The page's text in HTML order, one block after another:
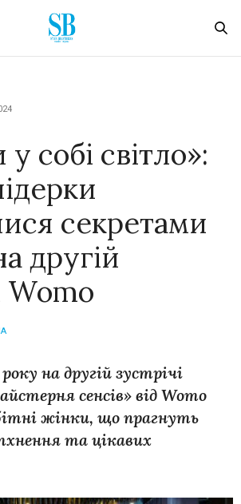
собі світло»:
секретами
другій
Womo
на другій зустрічі
сенсів» від Womo
жінки, що прагнуть
та цікавих